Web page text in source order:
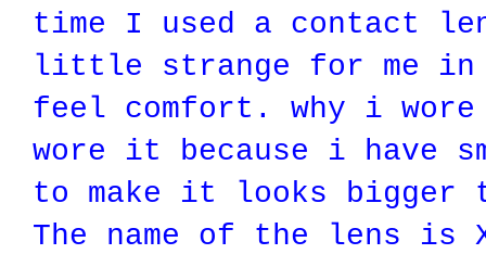
time I used a contact
little strange for me
feel comfort . why i
wore it because i have
to make it looks bigger
The name of the lens is